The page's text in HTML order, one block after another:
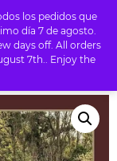
los pedidos que
día 7 de agosto.
days off. All orders
7th.. Enjoy the
– MILLPORT